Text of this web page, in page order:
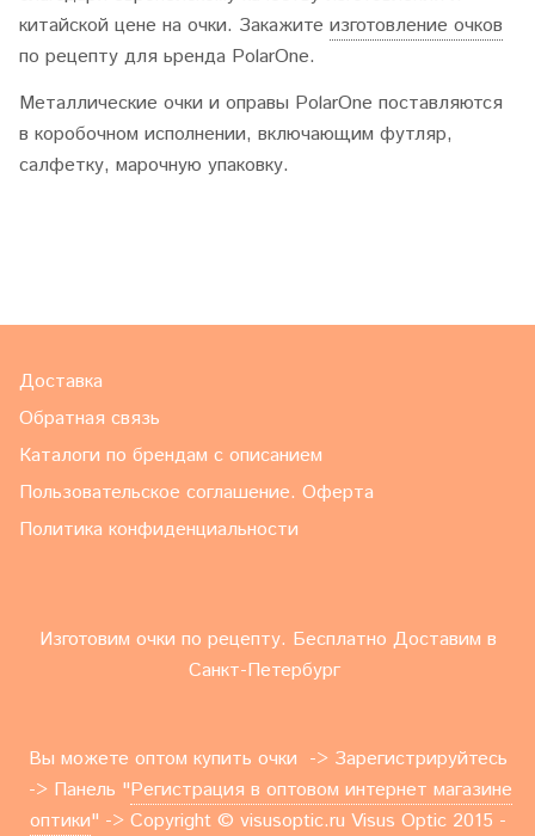
китайской цене на очки. Закажите изготовление очков
по рецепту для ьренда PolarOne.
Металлические очки и оправы PolarOne поставляются
в коробочном исполнении, включающим футляр,
салфетку, марочную упаковку.
Доставка
Обратная связь
Каталоги по брендам с описанием
Пользовательское соглашение. Оферта
Политика конфиденциальности
Изготовим очки по рецепту. Бесплатно Доставим в
Санкт-Петербург
Вы можете оптом купить очки -> Зарегистрируйтесь
-> Панель "Регистрация в оптовом интернет магазине
оптики" -> Copyright © visusoptic.ru Visus Optic 2015 -